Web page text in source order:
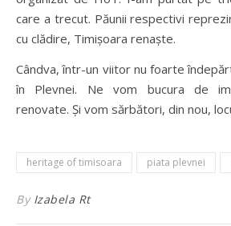
care a trecut. Păunii respectivi
cu clădire, Timișoara renaște.
Cândva, într-un viitor nu foarte
în Plevnei. Ne vom bucura de
renovate. Și vom sărbători, din nou,
heritage of timisoara piata plevnei
By Izabela Rt